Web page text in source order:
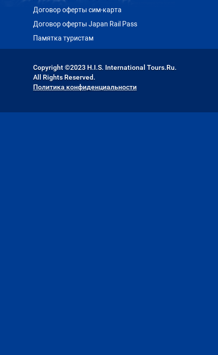
Договор оферты сим-карта
Договор оферты Japan Rail Pass
Памятка туристам
Copyright ©2023 H.I.S. International Tours.Ru.
All Rights Reserved.
Политика конфиденциальности